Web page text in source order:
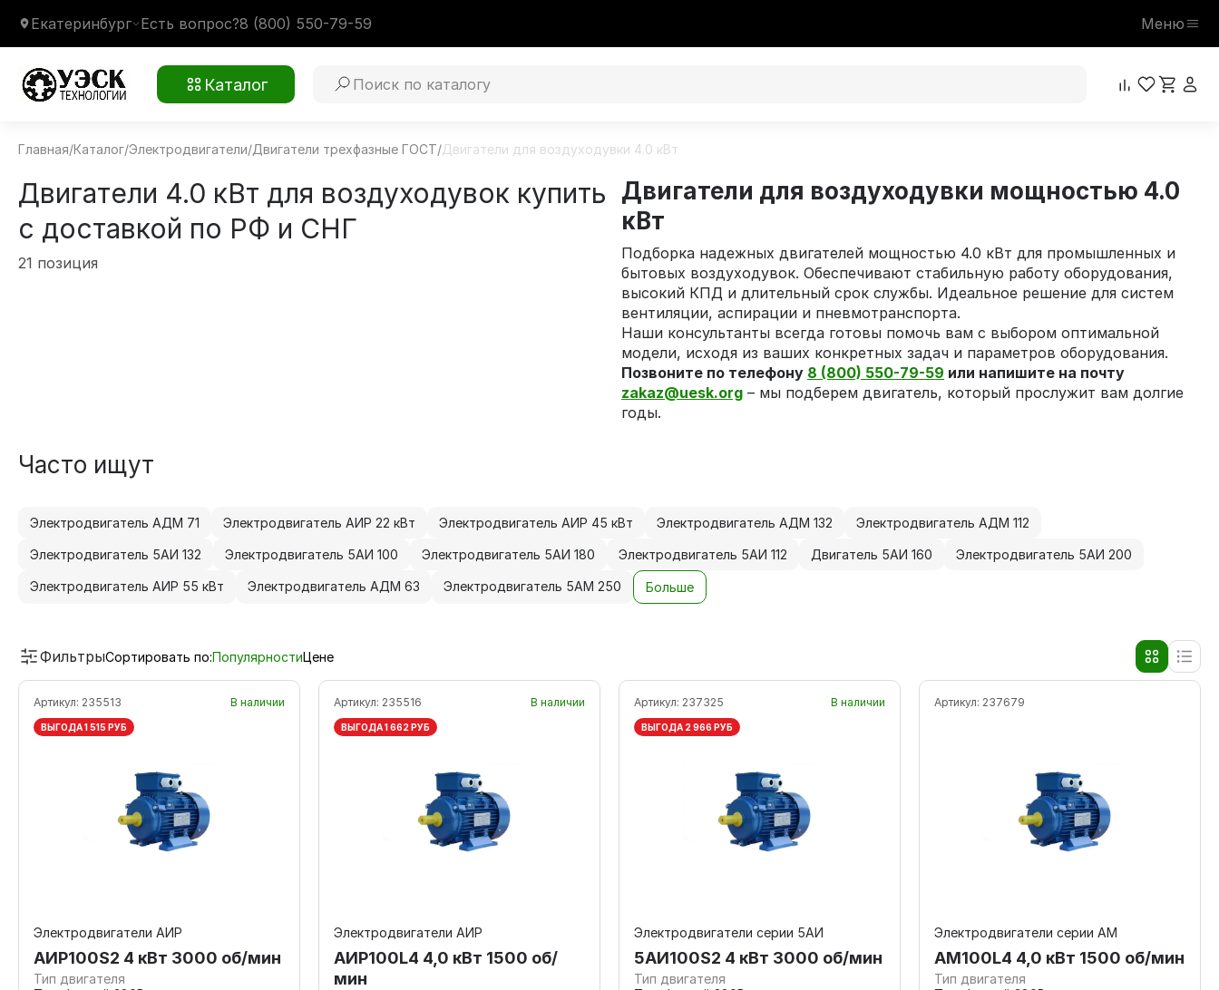
Екатеринбург Есть вопрос?8 (800) 550-79-59 Меню
Каталог
Главная/Каталог/Электродвигатели/Двигатели трехфазные ГОСТ/Двигатели для воздуходувки 4.0 кВт
Двигатели 4.0 кВт для воздуходувок купить
с доставкой по РФ и СНГ
21 позиция
Двигатели для воздуходувки мощностью 4.0
кВт
Подборка надежных двигателей мощностью 4.0 кВт для промышленных и
бытовых воздуходувок. Обеспечивают стабильную работу оборудования,
высокий КПД и длительный срок службы. Идеальное решение для систем
вентиляции, аспирации и пневмотранспорта.
Наши консультанты всегда готовы помочь вам с выбором оптимальной
модели, исходя из ваших конкретных задач и параметров оборудования.
Позвоните по телефону 8 (800) 550-79-59 или напишите на почту
zakaz@uesk.org – мы подберем двигатель, который прослужит вам долгие
годы.
Часто ищут
Электродвигатель АДМ 71 Электродвигатель АИР 22 кВт Электродвигатель АИР 45 кВт Электродвигатель АДМ 132 Электродвигатель АДМ 112
Электродвигатель 5АИ 132 Электродвигатель 5АИ 100 Электродвигатель 5АИ 180 Электродвигатель 5АИ 112 Двигатель 5АИ 160 Электродвигатель 5АИ 200
Электродвигатель АИР 55 кВт Электродвигатель АДМ 63 Электродвигатель 5АМ 250 Больше
ФильтрыСортировать по:ПопулярностиЦене
Артикул: 235513 В наличии
ВЫГОДА 1 515 РУБ
Электродвигатели АИР
АИР100S2 4 кВт 3000 об/мин
Тип двигателя
Артикул: 235516 В наличии
ВЫГОДА 1 662 РУБ
Электродвигатели АИР
АИР100L4 4,0 кВт 1500 об/
мин
Артикул: 237325 В наличии
ВЫГОДА 2 966 РУБ
Электродвигатели серии 5АИ
5АИ100S2 4 кВт 3000 об/мин
Тип двигателя
Артикул: 237679
Электродвигатели серии АМ
АМ100L4 4,0 кВт 1500 об/мин
Тип двигателя